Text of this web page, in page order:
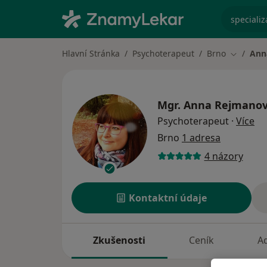
Hlavní Stránka Psychoterapeut Brno Změna
Mgr. Anna
Psychoterapeut · Více
Brno 1 adresa
4 názory
Kontaktní údaje
Zkušenosti Ceník